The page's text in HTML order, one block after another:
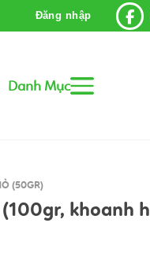
Đăng nhập
Danh Mục
(50GR)
khoanh